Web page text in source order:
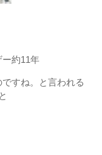
ー約11年
すね。と言われる